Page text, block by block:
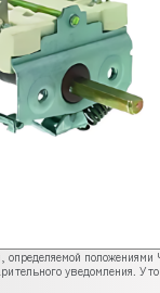
уведомления.